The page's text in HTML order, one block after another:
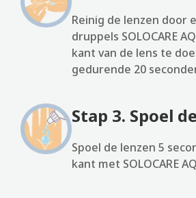
Reinig de lenzen door
druppels SOLOCARE
kant van de lens te
gedurende 20
Stap 3. Spoel
Spoel de lenzen 5
kant met SOLOCARE